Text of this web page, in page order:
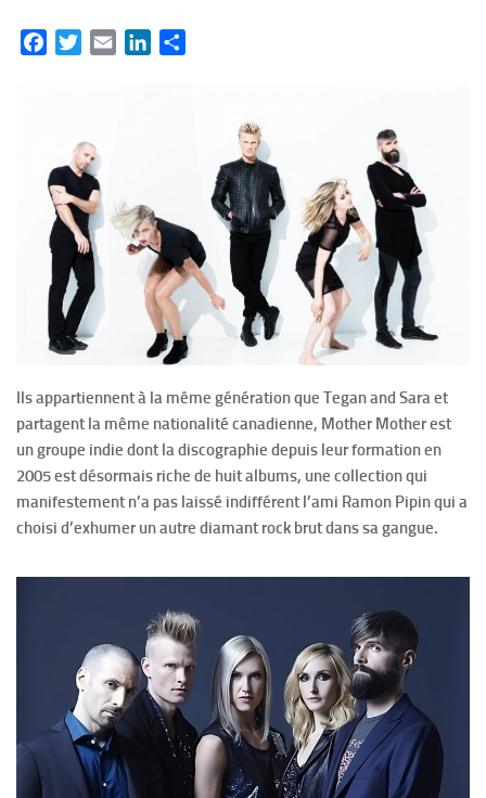
FacebookTwitterEmail LinkedIn
Ils appartiennent à la même génération que Tegan and Sara et
partagent la même nationalité canadienne, Mother Mother est
un groupe indie dont la discographie depuis leur formation en
2005 est désormais riche de huit albums, une collection qui
manifestement n’a pas laissé indifférent l’ami Ramon Pipin qui a
choisi d’exhumer un autre diamant rock brut dans sa gangue.